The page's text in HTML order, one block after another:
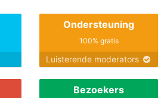
Ondersteuning
100% gratis
Luisterende moderators
Bezoekers